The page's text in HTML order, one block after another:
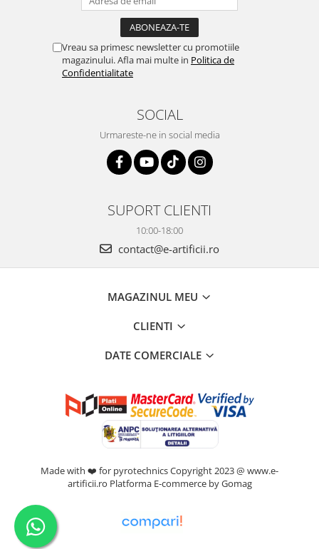
Vreau sa primesc newsletter cu promotiile
magazinului. Afla mai multe in Politica de
Confidentialitate
SOCIAL
Urmareste-ne in social media
SUPORT CLIENTI
10:00-18:00
contact@e-artificii.ro
MAGAZINUL MEU
CLIENTI
DATE COMERCIALE
Made with ❤️ for pyrotechnics Copyright 2023 @ www.e-
artificii.ro Platforma E-commerce by Gomag